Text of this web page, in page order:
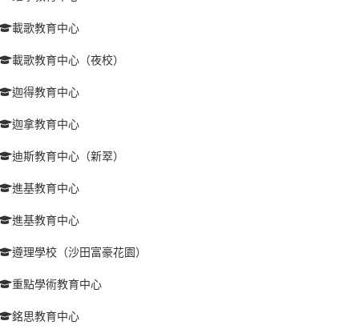
載歌教育中心
載歌教育中心（夜校）
迦得教育中心
迦拿教育中心
迪斯教育中心（新翠）
進基教育中心
進基教育中心
遵理學校（沙田富豪花園）
重點學術教育中心
銘思教育中心